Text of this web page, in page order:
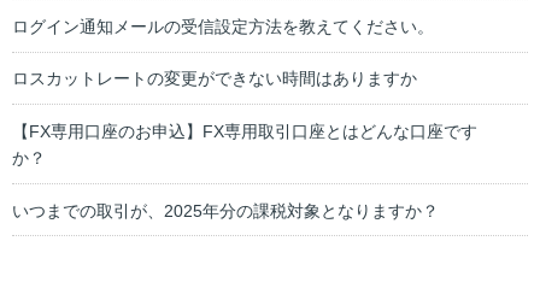
ログイン通知メールの受信設定方法を教えてください。
ロスカットレートの変更ができない時間はありますか
【FX専用口座のお申込】FX専用取引口座とはどんな口座です
か？
いつまでの取引が、2025年分の課税対象となりますか？